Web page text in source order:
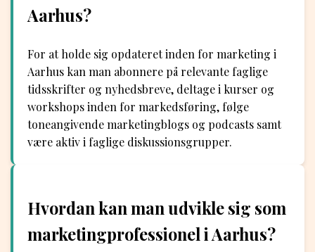
Aarhus?
For at holde sig opdateret inden for marketing i
Aarhus kan man abonnere på relevante faglige
tidsskrifter og nyhedsbreve, deltage i kurser og
workshops inden for markedsføring, følge
toneangivende marketingblogs og podcasts samt
være aktiv i faglige diskussionsgrupper.
Hvordan kan man udvikle sig som
marketingprofessionel i Aarhus?